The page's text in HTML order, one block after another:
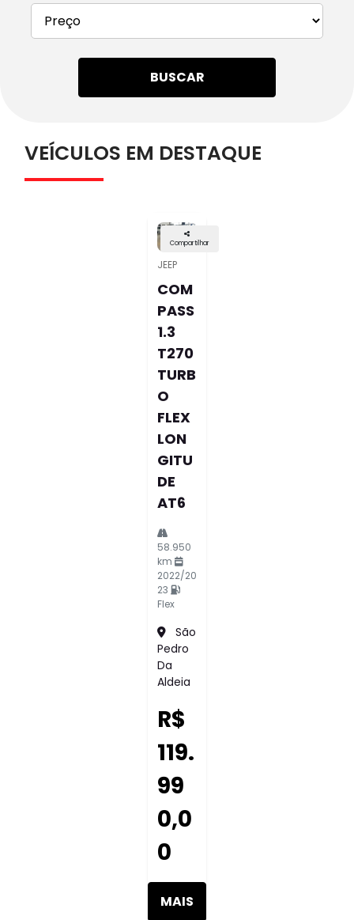
BUSCAR
VEÍCULOS EM DESTAQUE
Compartilhar
JEEP
COM
PASS
1.3
T270
TURB
O
FLEX
LON
GITU
DE
AT6
58.950
km
2022/20
23
Flex
São
Pedro
Da
Aldeia
R$
119.
99
0,0
0
MAIS